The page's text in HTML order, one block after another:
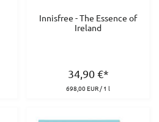
Innisfree - The Essence of
Ireland
34,90€*
698,00 EUR / 1 l